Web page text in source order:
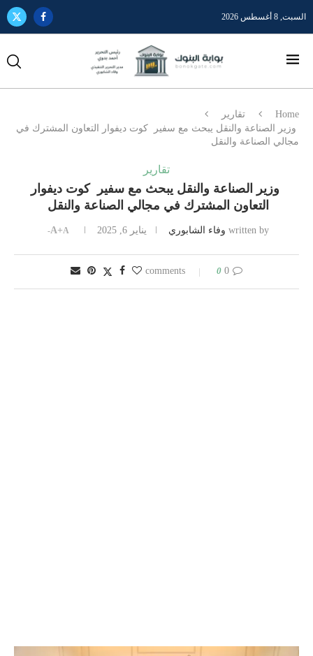
السبت, 8 أغسطس 2026
Home
تقارير
وزير الصناعة والنقل يبحث مع سفير كوت ديفوار التعاون المشترك في
مجالي الصناعة والنقل
تقارير
وزير الصناعة والنقل يبحث مع سفير كوت ديفوار
التعاون المشترك في مجالي الصناعة والنقل
written by وفاء الشابوري يناير 6, 2025 A+A-
0 comments
0